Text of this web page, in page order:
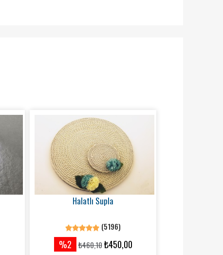
Halatlı Supla
(5196)
%2 ₺460,10₺450,00